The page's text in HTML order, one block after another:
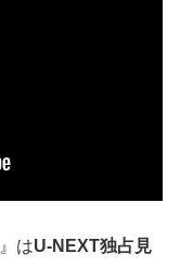
はU-NEXT独占見